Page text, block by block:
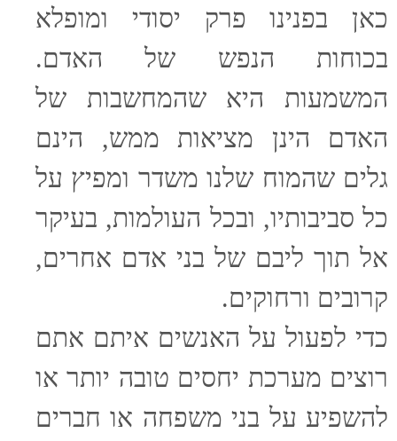
כאן בפנינו פרק יסודי ומופלא
בכוחות הנפש של האדם.
המשמעות היא שהמחשבות של
האדם הינן מציאות ממש, הינם
גלים שהמוח שלנו משדר ומפיץ על
כל סביבותיו, ובכל העולמות, בעיקר
אל תוך ליבם של בני אדם אחרים,
קרובים ורחוקים.
כדי לפעול על האנשים איתם אתם
רוצים מערכת יחסים טובה יותר או
להשפיע על בני משפחה או חברים